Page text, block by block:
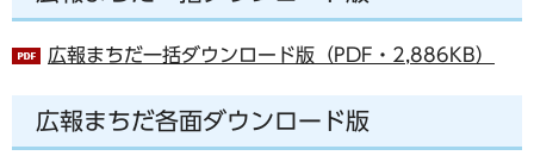
広報まちだ一括ダウンロード版（PDF・2,886KB）
広報まちだ各面ダウンロード版